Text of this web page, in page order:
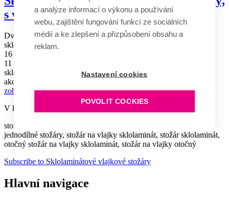
s vnějším vedením lanka
Dvojdílný vlajkový stožár vyroben z lehkého a odolného
sklolaminátu...
16 490 Kč
11 490 Kč
skladem
akce
zobrazit
V kategorii Sklolaminátové vlajkové stožáry nejčastěji hledáte:
stožár na vlajky sklolaminát, sklolaminátový vlajkový stožár,
jednodílné stožáry, stožár na vlajky sklolaminát, stožár sklolaminát,
otočný stožár na vlajky sklolaminát, stožár na vlajky otočný
Subscribe to Sklolaminátové vlajkové stožáry
Hlavní navigace
a analýze informací o výkonu a používání
webu, zajištění fungování funkcí ze sociálních
médií a ke zlepšení a přizpůsobení obsahu a
reklam.
Nastavení cookies
POVOLIT COOKIES